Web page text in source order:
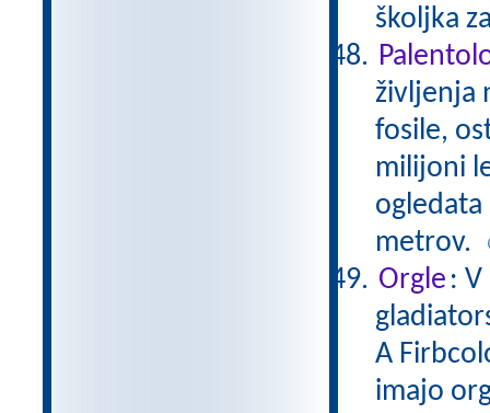
školjka
življenja
fosile,
milijoni
metrov.
Orgle :
A
imajo